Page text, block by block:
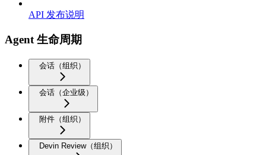
API 发布说明
Agent 生命周期
会话（组织）
会话（企业级）
附件（组织）
Devin Review（组织）